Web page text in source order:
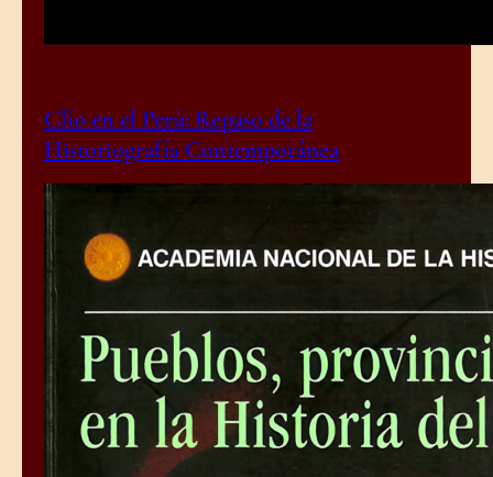
Clío en el Perú: Repaso de la
Historiografía Contemporánea